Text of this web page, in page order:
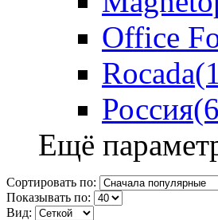
Office
Rocada
Россия
Ещё
Сортировать по:
Показывать по:
Вид: